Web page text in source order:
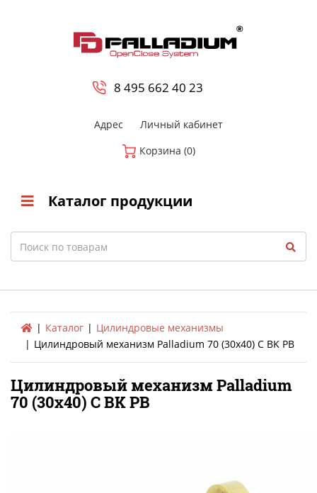
8 495 662 40 23
Адрес
Личный кабинет
Корзина (0)
Каталог продукции
Search
Каталог
Цилиндровые механизмы
Цилиндровый механизм Palladium 70 (30х40) C BK PB
Цилиндровый механизм Palladium
70 (30х40) C BK PB